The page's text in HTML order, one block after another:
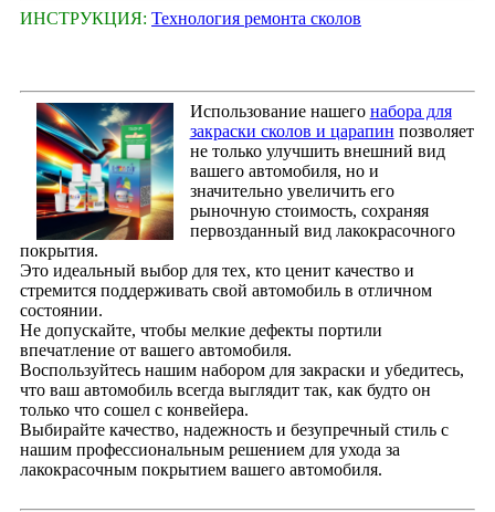
ИНСТРУКЦИЯ: Технология ремонта сколов
Использование нашего набора для
закраски сколов и царапин позволяет
не только улучшить внешний вид
вашего автомобиля, но и
значительно увеличить его
рыночную стоимость, сохраняя
первозданный вид лакокрасочного
покрытия.
Это идеальный выбор для тех, кто ценит качество и
стремится поддерживать свой автомобиль в отличном
состоянии.
Не допускайте, чтобы мелкие дефекты портили
впечатление от вашего автомобиля.
Воспользуйтесь нашим набором для закраски и убедитесь,
что ваш автомобиль всегда выглядит так, как будто он
только что сошел с конвейера.
Выбирайте качество, надежность и безупречный стиль с
нашим профессиональным решением для ухода за
лакокрасочным покрытием вашего автомобиля.